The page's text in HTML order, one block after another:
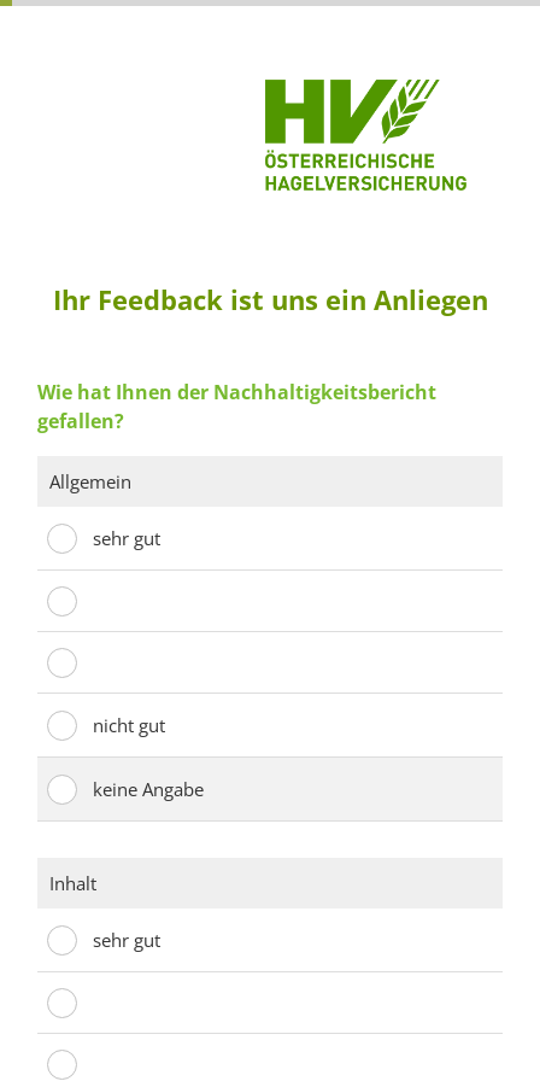
Ihr Feedback ist uns ein Anliegen
Wie hat Ihnen der Nachhaltigkeitsbericht
gefallen?
Allgemein
Inhalt